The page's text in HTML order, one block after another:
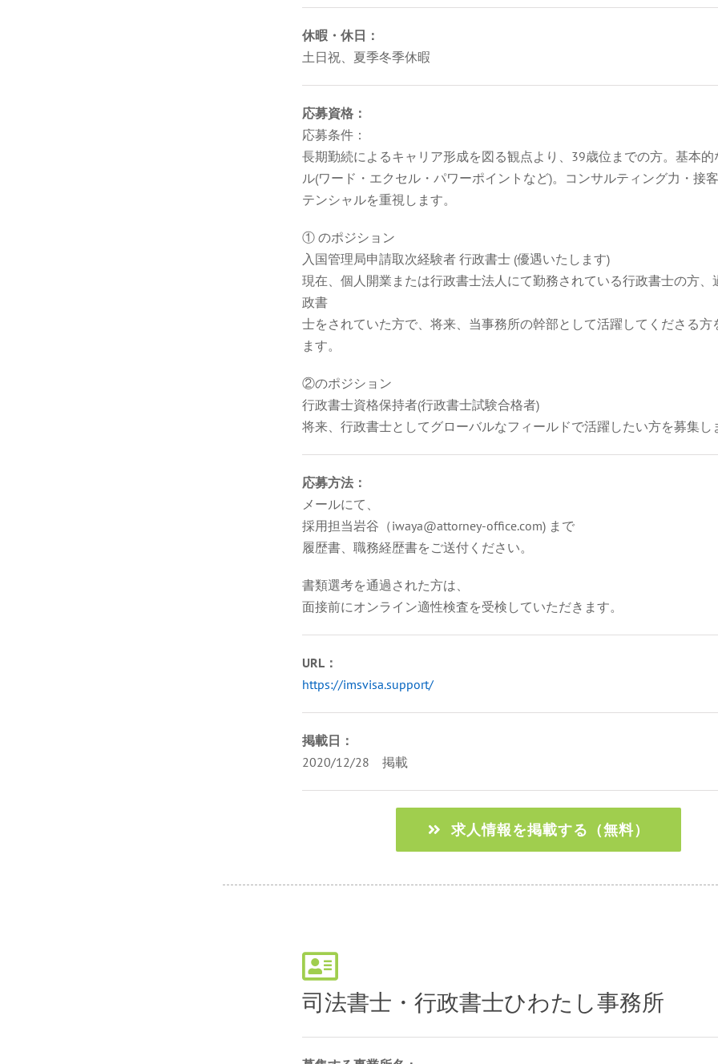
休暇・休日：
土日祝、夏季冬季休暇
応募資格：
応募条件：
長期勤続によるキャリア形成を図る観点より、39歳位までの方。基本的
ル(ワード・エクセル・パワーポイントなど)。コンサルティング力・接
テンシャルを重視します。
① のポジション
入国管理局申請取次経験者 行政書士 (優遇いたします)
現在、個人開業または行政書士法人にて勤務されている行政書士の方、
政書
士をされていた方で、将来、当事務所の幹部として活躍してくださる方
ます。
②のポジション
行政書士資格保持者(行政書士試験合格者)
将来、行政書士としてグローバルなフィールドで活躍したい方を募集し
応募方法：
メールにて、
採用担当岩谷（iwaya@attorney-office.com) まで
履歴書、職務経歴書をご送付ください。
書類選考を通過された方は、
面接前にオンライン適性検査を受検していただきます。
URL：
https://imsvisa.support/
掲載日：
2020/12/28 掲載
求人情報を掲載する（無料）
司法書士・行政書士ひわたし事務所